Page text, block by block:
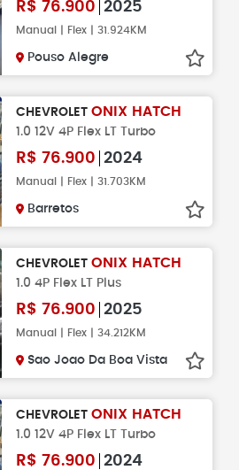
R$ 76.900 2025
Manual | Flex | 31.924KM
Pouso Alegre
CHEVROLET ONIX HATCH
1.0 12V 4P Flex LT Turbo
R$ 76.900 2024
Manual | Flex | 31.703KM
Barretos
CHEVROLET ONIX HATCH
1.0 4P Flex LT Plus
R$ 76.900 2025
Manual | Flex | 34.212KM
Sao Joao Da Boa Vista
CHEVROLET ONIX HATCH
1.0 12V 4P Flex LT Turbo
R$ 76.900 2024